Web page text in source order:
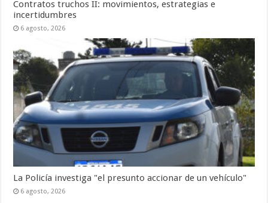
Contratos truchos II: movimientos, estrategias e
incertidumbres
6 agosto, 2026
La Policía investiga "el presunto accionar de un vehículo"
6 agosto, 2026